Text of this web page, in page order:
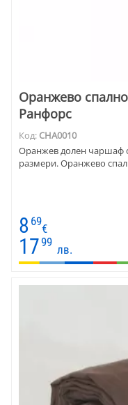
Оранжево
Ранфорс
Код: CHA0010
Оранжев долен чаршаф
размери. Оранжево
8 69
€
1799
лв.